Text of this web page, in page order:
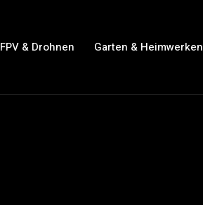
FPV & Drohnen Garten & Heimwerken